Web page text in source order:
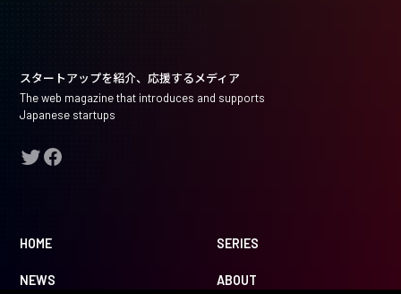
スタートアップを紹介、応援するメディア
The web magazine that introduces and supports
Japanese startups
HOME
NEWS
SERIES
ABOUT